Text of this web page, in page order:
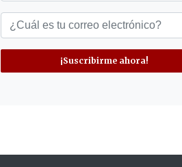
¡Suscribirme ahora!